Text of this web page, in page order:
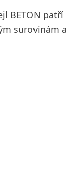
BETON patří
surovinám a